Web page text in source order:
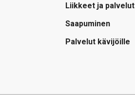
Liikkeet ja palvelut
Saapuminen
Palvelut kävijöille